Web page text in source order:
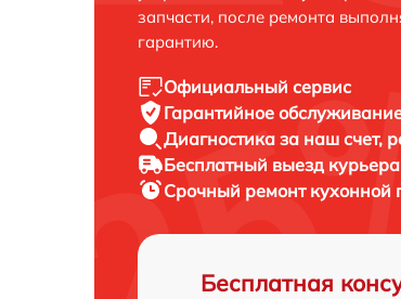
запчасти, после ремонта
гарантию.
Официальный сервис
Гарантийное
Диагностика за наш счет,
Бесплатный выезд курьера
Срочный ремонт кухонной
Бесплатная